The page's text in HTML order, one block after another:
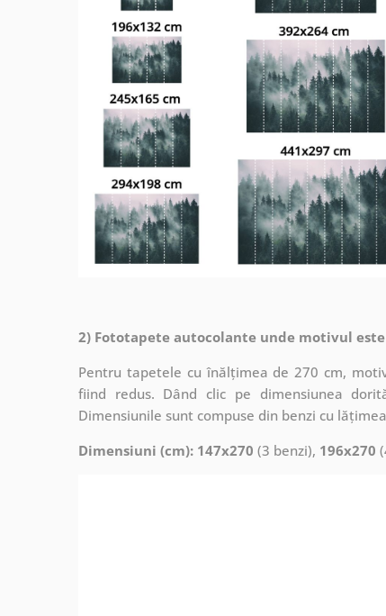
2) Fototapete autocolante unde motivul
Pentru tapetele cu înălțimea de 270 cm,
fiind redus. Dând clic pe dimensiunea
Dimensiunile sunt compuse din benzi cu
Dimensiuni (cm): 147x270 (3 benzi), 196x270